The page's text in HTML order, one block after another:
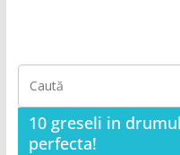
10 greseli in
perfecta!